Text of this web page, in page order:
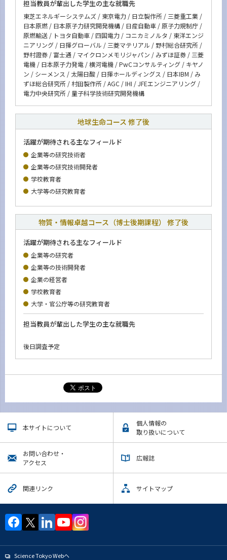
担当教員が輩出した学生の主な就職先
東芝エネルギーシステムズ / 東京電力 / 日立製作所 / 三菱重工業 /
日本原燃 / 日本原子力研究開発機構 / 日産自動車 / 原子力規制庁 /
原燃輸送 / トヨタ自動車 / 四国電力 / コニカミノルタ / 東洋エンジ
ニアリング / 日揮グローバル / 三菱マテリアル / 野村総合研究所 /
野村證券 / 富士通 / マイクロンメモリジャパン / みずほ証券 / 三菱
電機 / 日本原子力発電 / 横河電機 / PwCコンサルティング / キヤノ
ン / シーメンス / 太陽日酸 / 日揮ホールディングス / 日本IBM / み
ずほ総合研究所 / 村田製作所 / AGC / IHI / JFEエンジニアリング /
電力中央研究所 / 量子科学技術研究開発機構
地球生命コース 修了後
活躍が期待される主なフィールド
企業等の研究技術者
企業等の研究技術開発者
学校教育者
大学等の研究教育者
物質・情報卓越コース（博士後期課程） 修了後
活躍が期待される主なフィールド
企業等の研究者
企業等の技術開発者
企業の経営者
学校教育者
大学・官公庁等の研究教育者
担当教員が輩出した学生の主な就職先
後日調査予定
本サイトについて
個人情報の
取り扱いについて
お問い合わせ・
アクセス
広報誌
関連リンク サイトマップ
Science Tokyo Webヘ